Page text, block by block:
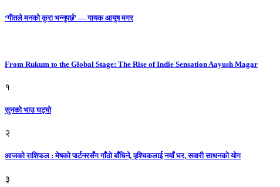
‘गीतले मनको कुरा भन्नुपर्छ’ — गायक आयुष मगर
From Rukum to the Global Stage: The Rise of Indie Sensation Aayush Magar
१
सुनको भाउ घट्याे
२
आजको राशिफल : मेषको पार्टनरसँग गाँठो बाँधिने, वृश्चिकलाई नयाँ घर, सवारी साधनकाे याेग
३